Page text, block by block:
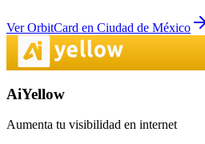
VerOrbitCard en Ciudad de México
AiYellow
Aumenta tu visibilidad en internet